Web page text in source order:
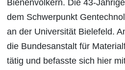
Bienenvölkern. Die 43-
dem Schwerpunkt
an der Universität Bielefeld.
die Bundesanstalt für
tätig und befasste sich hier